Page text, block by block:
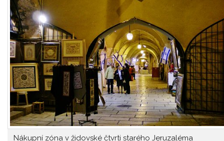
Nákupní zóna v židovské čtvrti starého Jeruzaléma